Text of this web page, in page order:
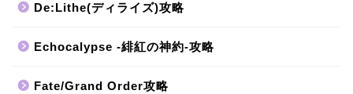
De:Lithe(ディライズ)攻略
Echocalypse -緋紅の神約-攻略
Fate/Grand Order攻略